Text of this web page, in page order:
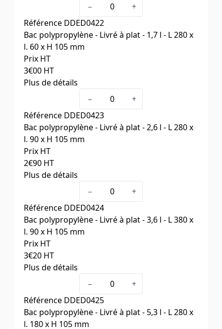
Dim. ext. L x l. x H (mm)180 x 120 x 65
Cdt50
−
+
Référence DDED0422
Bac polypropylène - Livré à plat - 1,7 l - L 280 x
l. 60 x H 105 mm
Prix HT
3€00 HT
Plus de détails
Dim. ext. L x l. x H (mm)280 x 60 x 105
Cdt25
−
+
Référence DDED0423
Bac polypropylène - Livré à plat - 2,6 l - L 280 x
l. 90 x H 105 mm
Prix HT
2€90 HT
Plus de détails
Dim. ext. L x l. x H (mm)280 x 90 x 105
Cdt25
−
+
Référence DDED0424
Bac polypropylène - Livré à plat - 3,6 l - L 380 x
l. 90 x H 105 mm
Prix HT
3€20 HT
Plus de détails
Dim. ext. L x l. x H (mm)380 x 90 x 105
Cdt25
−
+
Référence DDED0425
Bac polypropylène - Livré à plat - 5,3 l - L 280 x
l. 180 x H 105 mm